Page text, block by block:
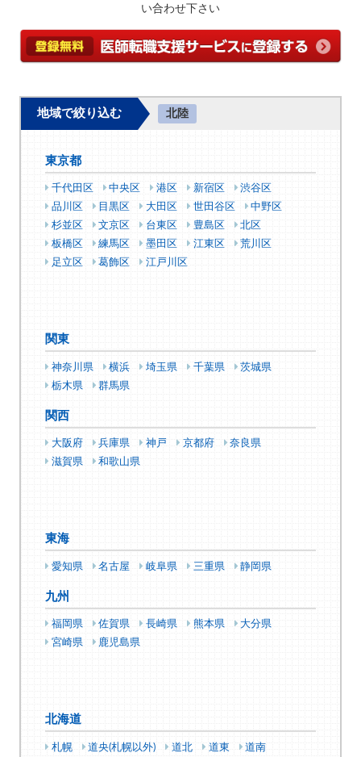
い合わせ下さい
地域で絞り込む 北陸
東京都
千代田区 中央区 港区 新宿区
渋谷区
品川区
目黒区 大田区 世田谷区
中野区
杉並区
文京区 台東区 豊島区
北区
板橋区
練馬区 墨田区 江東区
荒川区
足立区
葛飾区 江戸川区
関東
神奈川県 横浜 埼玉県 千葉県
茨城県
栃木県
群馬県
関西
大阪府 兵庫県 神戸 京都府
奈良県
滋賀県
和歌山県
東海
愛知県 名古屋 岐阜県 三重県 静岡県
九州
福岡県 佐賀県 長崎県 熊本県
大分県
宮崎県
鹿児島県
北海道
札幌 道央(札幌以外) 道北 道東 道南